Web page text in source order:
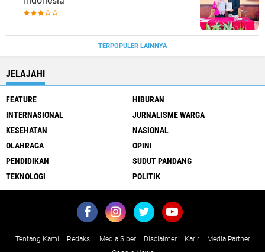
TERPOPULER LAINNYA
JELAJAHI
FEATURE
HIBURAN
INTERNASIONAL
JURNALISME WARGA
KESEHATAN
NASIONAL
OLAHRAGA
OPINI
PENDIDIKAN
SUDUT PANDANG
TEKNOLOGI
POLITIK
Tentang Kami Redaksi Media Siber Disclaimer Karir
Media Partner